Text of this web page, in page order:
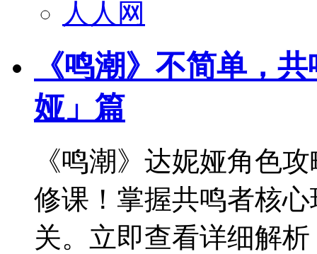
人人网
《鸣潮》不简单，
娅」篇
《鸣潮》达妮娅角色
修课！掌握共鸣者核
关。立即查看详细解析